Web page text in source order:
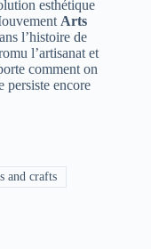
esthétique
Arts
l’histoire de
l’artisanat et
comment on
persiste encore
and crafts